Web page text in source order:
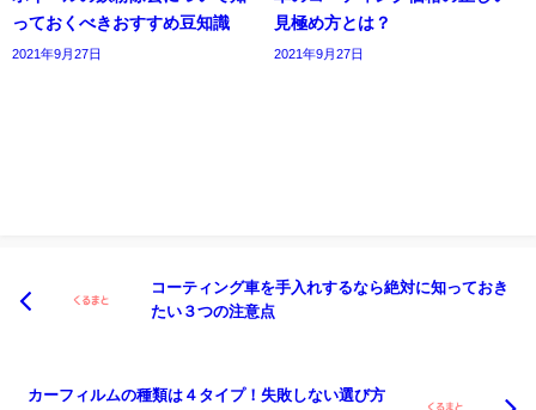
っておくべきおすすめ豆知識
2021年9月27日
見極め方とは？
2021年9月27日
コーティング車を手入れするなら絶対に知っておき
たい３つの注意点
カーフィルムの種類は４タイプ！失敗しない選び方